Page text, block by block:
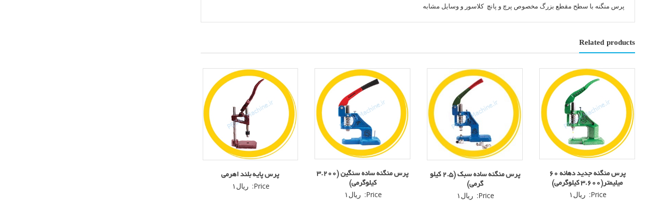
پرس منگنه با سطح مقطع بزرگ مخصوص پرچ و پانچ کلاسور و وسایل مشابه
Related products
پرس منگنه جدید دهانه 60
میلیمتر(3.600 کیلوگرمی)
Price: ریال ۱
پرس منگنه ساده سبک (2.5 کیلو
گرمی)
Price: ریال ۱
پرس منگنه ساده سنگین (3.200
کیلوگرمی)
Price: ریال ۱
پرس پایه بلند اهرمی
Price: ریال ۱